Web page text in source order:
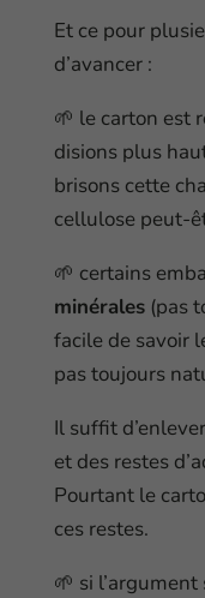
Et ce pour
d’avancer :
🌱 le carton est
disions plus
brisons cette
cellulose peut-
🌱 certains
minérales(pas
facile de savoir
pas toujours
Il suffit
et des restes
Pourtant le
ces restes.
🌱 si